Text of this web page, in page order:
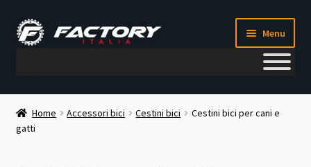
Vai
alla
Vai
al
Menu
Il mio account
Metodi di pagamento
Home Accessori bici Cestini bici
Cestini bici per cani e
gatti